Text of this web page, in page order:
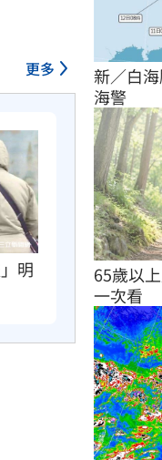
更多
明
新／白
海警
65歲以
一次看